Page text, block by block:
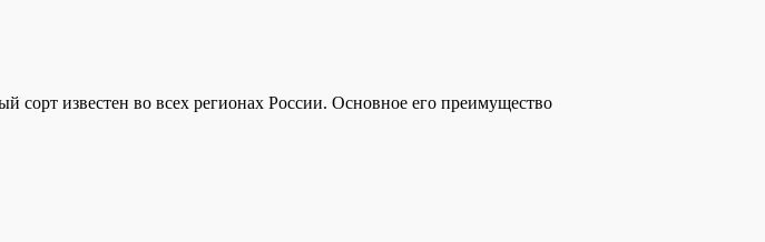
известен во всех регионах России. Основное его преимущество